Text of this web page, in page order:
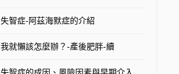
失智症-阿茲海默症的介紹
我就懶該怎麼辦？-產後肥胖-續